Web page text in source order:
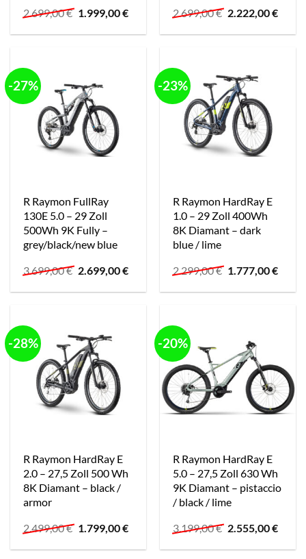
2.699,00€ Ursprünglicher
war:
1.999,00€Aktueller
ist:
2.699,00€ Ursprünglicher
war:
2.222,00€
ist:
-27%
R Raymon FullRay
130E 5.0 – 29 Zoll
500Wh 9K Fully –
grey/black/new blue
3.699,00€ Ursprünglicher
war:
2.699,00€Aktueller
ist:
-23%
R Raymon HardRay E
1.0 – 29 Zoll 400Wh
8K Diamant – dark
blue / lime
2.299,00€ Ursprünglicher
war:
1.777,00€
ist:
-28%
R Raymon HardRay E
2.0 – 27,5 Zoll 500 Wh
8K Diamant – black /
armor
2.499,00€ Ursprünglicher
war:
1.799,00€Aktueller
ist:
-20%
R Raymon HardRay E
5.0 – 27,5 Zoll 630 Wh
9K Diamant – pistaccio
/ black / lime
3.199,00€ Ursprünglicher
war:
2.555,00€
ist: